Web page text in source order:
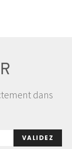
dans
VALIDEZ